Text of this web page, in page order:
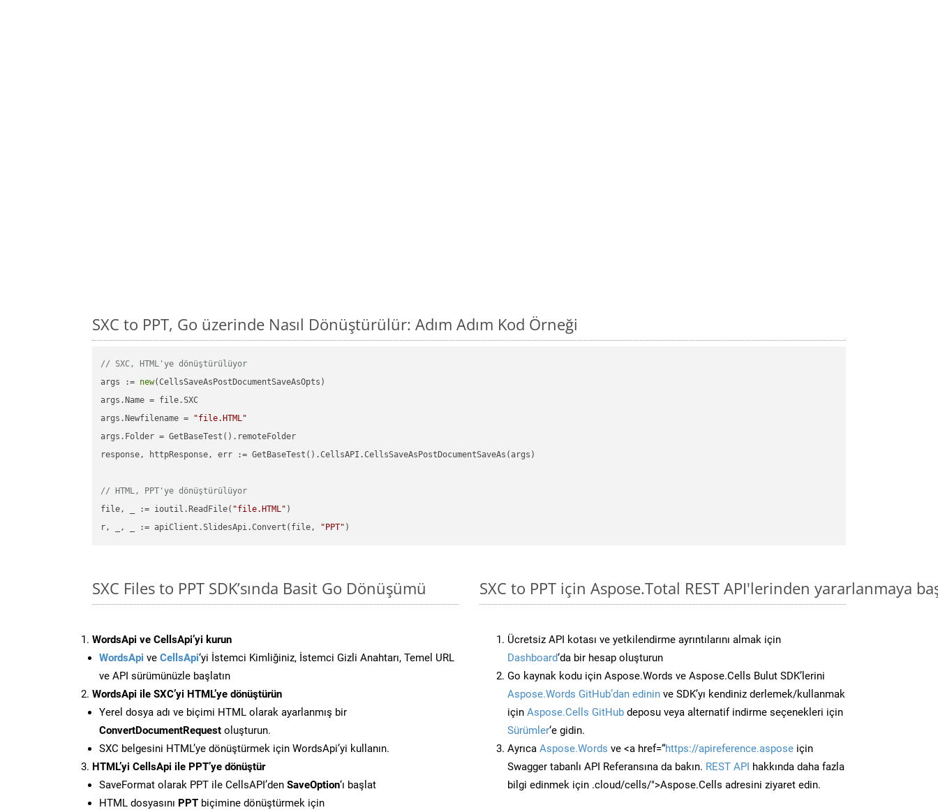
SXC to PPT, Go üzerinde Nasıl Dönüştürülür: Adım Adım Kod Örneği
// SXC, HTML'ye dönüştürülüyor
args := new(CellsSaveAsPostDocumentSaveAsOpts)
args.Name = file.SXC
args.Newfilename =
"file.HTML"
args.Folder = GetBaseTest().remoteFolder
response, httpResponse, err := GetBaseTest().CellsAPI.CellsSaveAsPostDocumentSaveAs(args)
// HTML, PPT'ye dönüştürülüyor
file, _ := ioutil.ReadFile( "file.HTML" )
r, _, _ := apiClient.SlidesApi.Convert(file,
"PPT"
SXC Files to PPT SDK’sında Basit Go Dönüşümü
WordsApi ve CellsApi’yi kurun
WordsApi ve CellsApi‘yi İstemci Kimliğiniz, İstemci Gizli Anahtarı, Temel URL
ve API sürümünüzle başlatın
WordsApi ile SXC’yi HTML’ye dönüştürün
Yerel dosya adı ve biçimi HTML olarak ayarlanmış bir
ConvertDocumentRequest oluşturun.
SXC belgesini HTML’ye dönüştürmek için WordsApi’yi kullanın.
HTML’yi CellsApi ile PPT’ye dönüştür
SaveFormat olarak PPT ile CellsAPI’den SaveOption‘ı başlat
HTML dosyasını PPT biçimine dönüştürmek için
SXC to PPT için Aspose.Total REST API'lerinden yararlanmaya
Ücretsiz API kotası ve yetkilendirme ayrıntılarını almak için
Dashboard‘da bir hesap oluşturun
Go kaynak kodu için Aspose.Words ve Aspose.Cells Bulut SDK’lerini
Aspose.Words GitHub’dan edinin ve SDK’yı kendiniz derlemek/kullanmak
için Aspose.Cells GitHub deposu veya alternatif indirme seçenekleri için
Sürümler‘e gidin.
Ayrıca Aspose.Words ve <a href=“https://apireference.aspose için
Swagger tabanlı API Referansına da bakın. REST API hakkında daha fazla
bilgi edinmek için .cloud/cells/">Aspose.Cells adresini ziyaret edin.